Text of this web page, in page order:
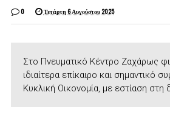
0 Τετάρτη 6 Αυγούστου 2025
Στο Πνευματικό Κέντρο Ζαχάρως
ιδιαίτερα επίκαιρο και σημαντικό
Κυκλική Οικονομία, με εστίαση στη